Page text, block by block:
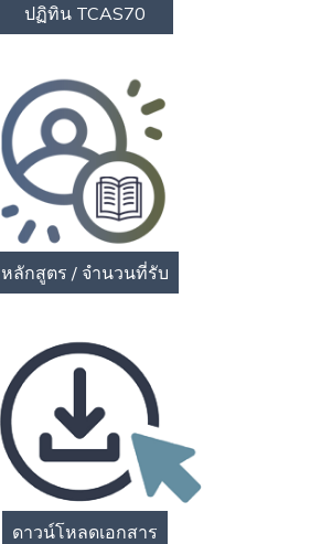
ปฏิทิน TCAS70
หลักสูตร / จำนวนที่รับ
ดาวน์โหลดเอกสาร